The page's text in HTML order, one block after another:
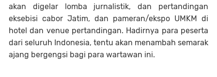
akan digelar lomba jurnalistik, dan pertandingan
eksebisi cabor Jatim, dan pameran/ekspo UMKM di
hotel dan venue pertandingan. Hadirnya para peserta
dari seluruh Indonesia, tentu akan menambah semarak
ajang bergengsi bagi para wartawan ini.